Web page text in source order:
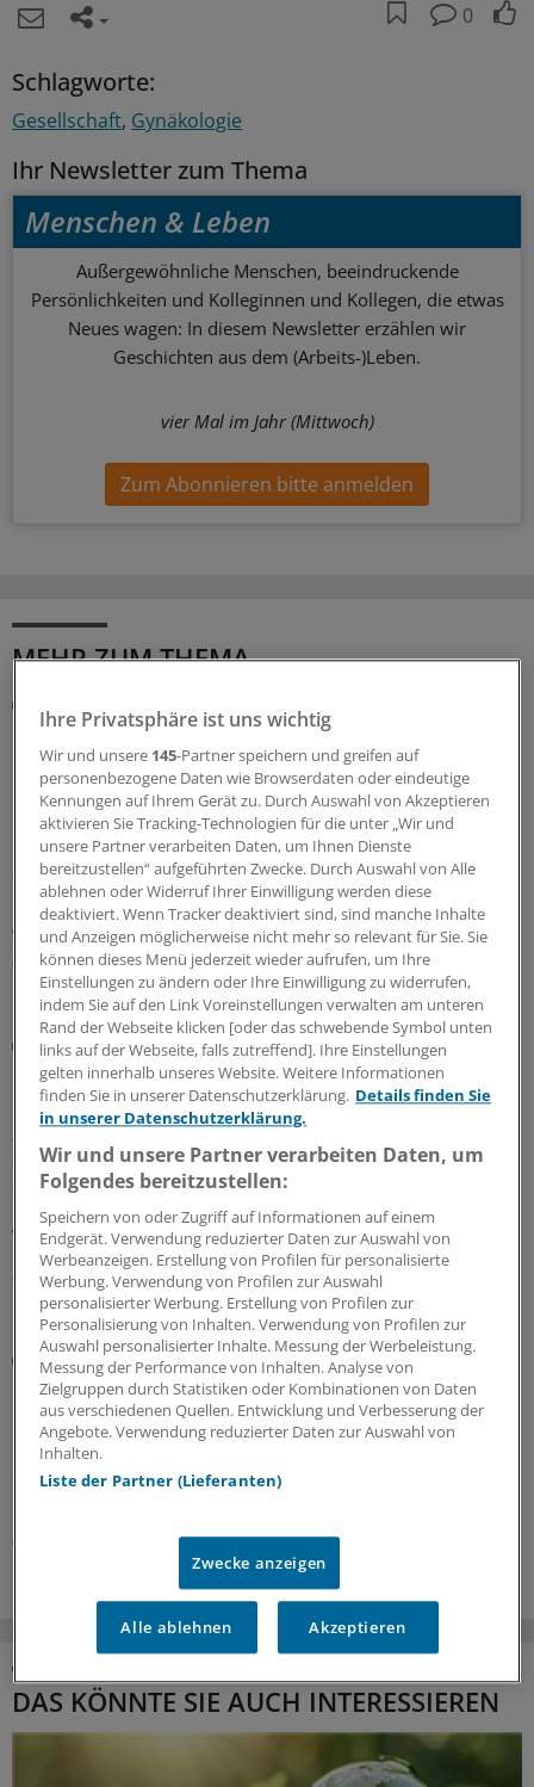
0
Schlagworte:
Gesellschaft Gynäkologie
Ihr Newsletter zum Thema
Menschen & Leben
Außergewöhnliche Menschen, beeindruckende
Persönlichkeiten und Kolleginnen und Kollegen, die etwas
Neues wagen: In diesem Newsletter erzählen wir
Geschichten aus dem (Arbeits-)Leben.
vier Mal im Jahr (Mittwoch)
Zum Abonnieren bitte anmelden
MEHR ZUM THEMA
Besserer Schutz vor Hitzewellen:
Gesundheitsorganisationen veröffentlichen
Erklärung
Mehr Umsetzung, bessere Prävention und Schutz für
Risikogruppen – in einer Europa-Erklärung fordern über
80 Gesundheitsorganisationen, dass aus
Hitzeschutzplänen endlich Handlungen folgen und
geben konkrete Tipps.
06.08.2026
Vergiftungen
Blaualgen in Badeseen: Was für Ärzte rund um
das Thema Cyanobakterien wichtig ist
„Badeverbot wegen Blaualgen“ – diese Warnhinweise
sind an einigen deutschen Badeseen zu finden. Welche
Symptome weisen auf eine Vergiftung mit Cyanotoxinen
hin? Und wie gehen Ärzte beim Verdacht auf eine
Vergiftung vor?
06.08.2026
Kolumne „Hörsaalgeflüster“
Wenn Schweigen Leben kostet
In Deutschland stagniert die Zahl der Organspenden. An
die Einführung einer Widerspruchsregelung traut sich
der Bundestag bisher nicht heran. In den Augen der
06.08.2026
DAS KÖNNTE SIE AUCH INTERESSIEREN
Ihre Privatsphäre ist uns wichtig
Wir und unsere 145-Partner speichern und greifen auf
personenbezogene Daten wie Browserdaten oder eindeutige
Kennungen auf Ihrem Gerät zu. Durch Auswahl von Akzeptieren
aktivieren Sie Tracking-Technologien für die unter „Wir und
unsere Partner verarbeiten Daten, um Ihnen Dienste
bereitzustellen“ aufgeführten Zwecke. Durch Auswahl von Alle
ablehnen oder Widerruf Ihrer Einwilligung werden diese
deaktiviert. Wenn Tracker deaktiviert sind, sind manche Inhalte
und Anzeigen möglicherweise nicht mehr so relevant für Sie. Sie
können dieses Menü jederzeit wieder aufrufen, um Ihre
Einstellungen zu ändern oder Ihre Einwilligung zu widerrufen,
indem Sie auf den Link Voreinstellungen verwalten am unteren
Rand der Webseite klicken [oder das schwebende Symbol unten
links auf der Webseite, falls zutreffend]. Ihre Einstellungen
gelten innerhalb unseres Website. Weitere Informationen
finden Sie in unserer Datenschutzerklärung. Details finden Sie
in unserer Datenschutzerklärung.
Wir und unsere Partner verarbeiten Daten, um
Folgendes bereitzustellen:
Speichern von oder Zugriff auf Informationen auf einem
Endgerät. Verwendung reduzierter Daten zur Auswahl von
Werbeanzeigen. Erstellung von Profilen für personalisierte
Werbung. Verwendung von Profilen zur Auswahl
personalisierter Werbung. Erstellung von Profilen zur
Personalisierung von Inhalten. Verwendung von Profilen zur
Auswahl personalisierter Inhalte. Messung der Werbeleistung.
Messung der Performance von Inhalten. Analyse von
Zielgruppen durch Statistiken oder Kombinationen von Daten
aus verschiedenen Quellen. Entwicklung und Verbesserung der
Angebote. Verwendung reduzierter Daten zur Auswahl von
Inhalten.
Liste der Partner (Lieferanten)
Zwecke anzeigen
Alle ablehnen Akzeptieren